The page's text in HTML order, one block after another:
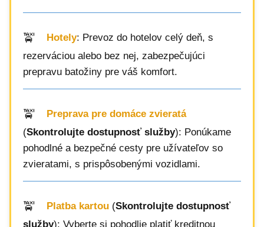
Hotely: Prevoz do hotelov celý deň, s
rezerváciou alebo bez nej, zabezpečujúci
prepravu batožiny pre váš komfort.
Preprava pre domáce zvieratá
(Skontrolujte dostupnosť služby): Ponúkame
pohodlné a bezpečné cesty pre užívateľov so
zvieratami, s prispôsobenými vozidlami.
Platba kartou (Skontrolujte dostupnosť
služby): Vyberte si pohodlie platiť kreditnou